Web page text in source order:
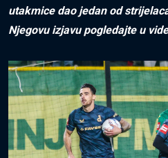
utakmice dao jedan od
Njegovu izjavu pogledajte u